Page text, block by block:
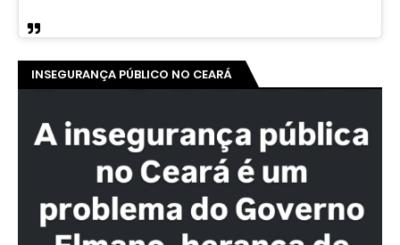
INSEGURANÇA PÚBLICO NO CEARÁ